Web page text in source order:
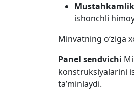
ishonchli
Minvatning o‘ziga
Panel sendvichi
konstruksiyalarini
ta’minlaydi.